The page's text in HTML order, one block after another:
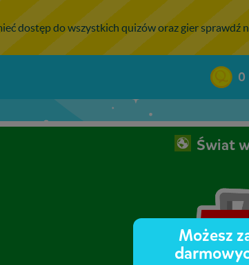
dostęp do wszystkich quizów oraz gier sprawdź
0
Świat
Możesz